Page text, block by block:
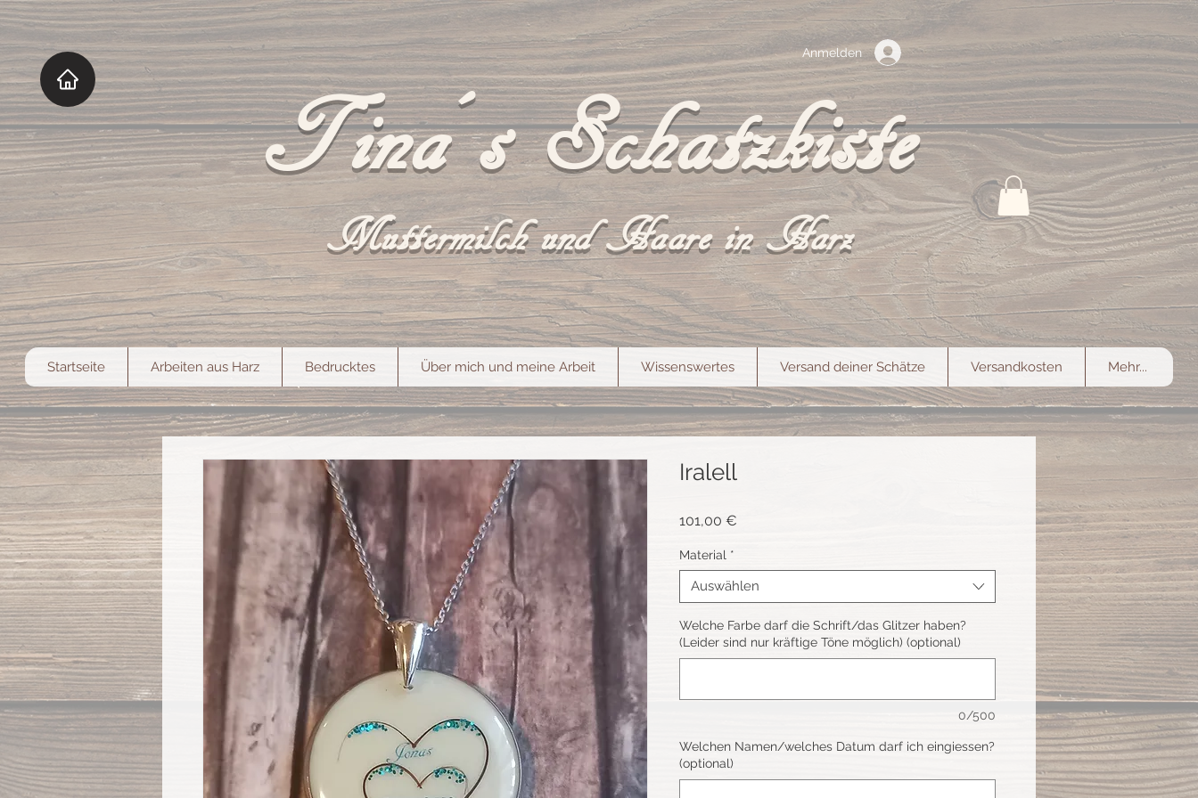
Anmelden
Tina´s Schatzkiste
Muttermilch und Haare in Harz
Startseite Arbeiten aus Harz Bedrucktes Über mich und meine Arbeit Wissenswertes Versand deiner Schätze Versandkosten Mehr...
Iralell
101,00 €
Material *
Auswählen
Welche Farbe darf die Schrift/das Glitzer haben?
(Leider sind nur kräftige Töne möglich) (optional)
0/500
Welchen Namen/welches Datum darf ich eingiessen?
(optional)